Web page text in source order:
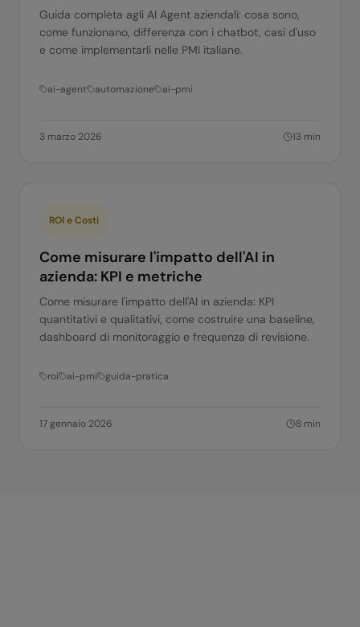
Guida completa agli AI Agent aziendali: cosa sono,
come funzionano, differenza con i chatbot, casi d'uso
e come implementarli nelle PMI italiane.
ai-agent automazione ai-pmi
3 marzo 2026 13 min
ROI e Costi
Come misurare l'impatto dell'AI in
azienda: KPI e metriche
Come misurare l'impatto dell'AI in azienda: KPI
quantitativi e qualitativi, come costruire una baseline,
dashboard di monitoraggio e frequenza di revisione.
roi ai-pmi guida-pratica
17 gennaio 2026 8 min